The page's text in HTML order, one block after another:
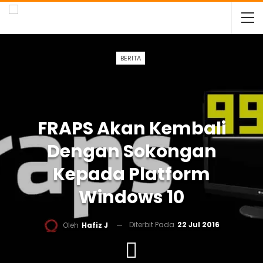
BERITA
FRAPS Akan Kembali
Dengan Sokongan
Kepada Platform
Windows 10
Oleh Hafiz J Diterbit Pada 22 Jul 2016